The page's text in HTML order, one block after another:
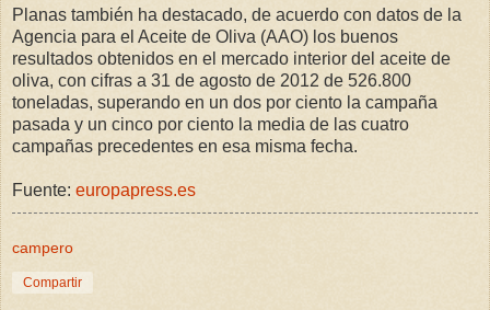
Planas también ha destacado, de acuerdo con datos de la
Agencia para el Aceite de Oliva (AAO) los buenos
resultados obtenidos en el mercado interior del aceite de
oliva, con cifras a 31 de agosto de 2012 de 526.800
toneladas, superando en un dos por ciento la campaña
pasada y un cinco por ciento la media de las cuatro
campañas precedentes en esa misma fecha.
Fuente: europapress.es
campero
Compartir